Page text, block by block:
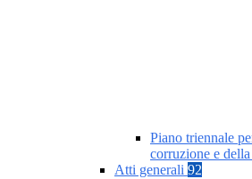
Piano triennale
corruzione e
Atti generali 92